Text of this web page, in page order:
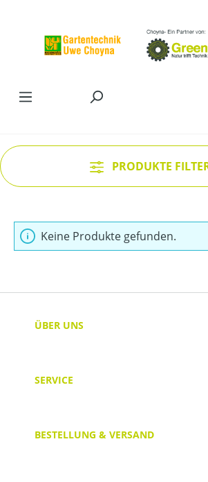
PRODUKTE
Keine Produkte gefunden.
ÜBER UNS
SERVICE
BESTELLUNG & VERSAND